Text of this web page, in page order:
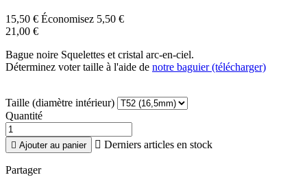
15,50 € Économisez 5,50 €
21,00 €
Bague noire Squelettes et cristal arc-en-ciel.
Déterminez voter taille à l'aide de notre baguier (télécharger)
Taille (diamètre intérieur)
Quantité
 Ajouter au panier  Derniers articles en stock
Partager